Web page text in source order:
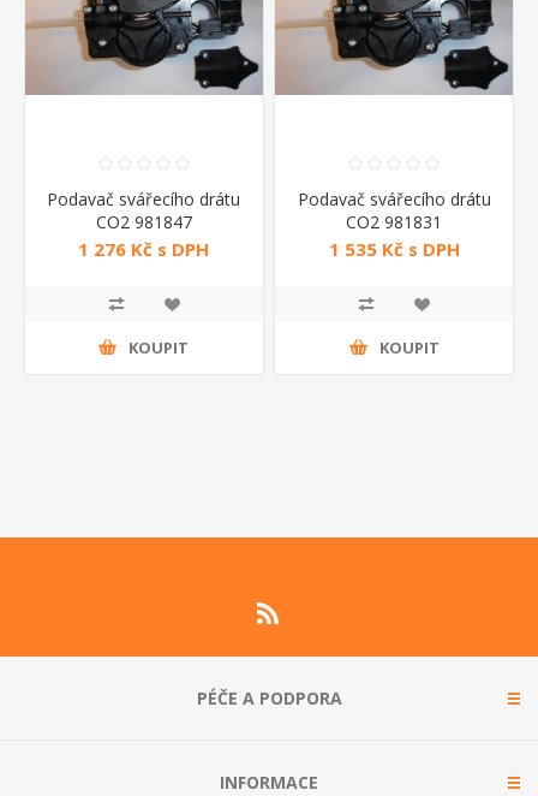
Podavač svářecího drátu
CO2 981847
1 276 Kč s DPH
KOUPIT
Podavač svářecího drátu
CO2 981831
1 535 Kč s DPH
KOUPIT
PÉČE A PODPORA
INFORMACE